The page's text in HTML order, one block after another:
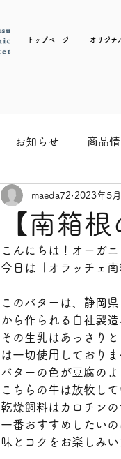
トップページ オリジナ
お知らせ 商品
【南箱
maeda72 2023年5
こんにちは！オーガ
今日は「オラッチェ
このバターは、静岡
から作られる自社製造
その生乳はあっさり
は一切使用しておりま
バターの色が豆腐の
こちらの牛は放牧し
乾燥飼料はカロチン
一番おすすめしたい
味とコクをお楽しみい